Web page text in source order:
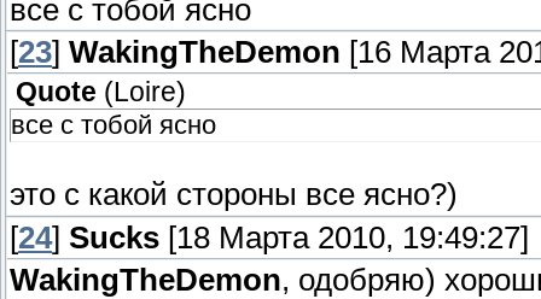
все с тобой ясно
[23] WakingTheDemon [16 Марта
Quote ( Loire)
все с тобой ясно
это с какой стороны все ясно?)
[24] Sucks [18 Марта 2010, 19:49:27]
WakingTheDemon, одобряю)